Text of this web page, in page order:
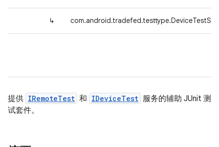
↳
提供 IRemoteTest 和 IDeviceTest 服务的辅助 JUnit 测
试套件。